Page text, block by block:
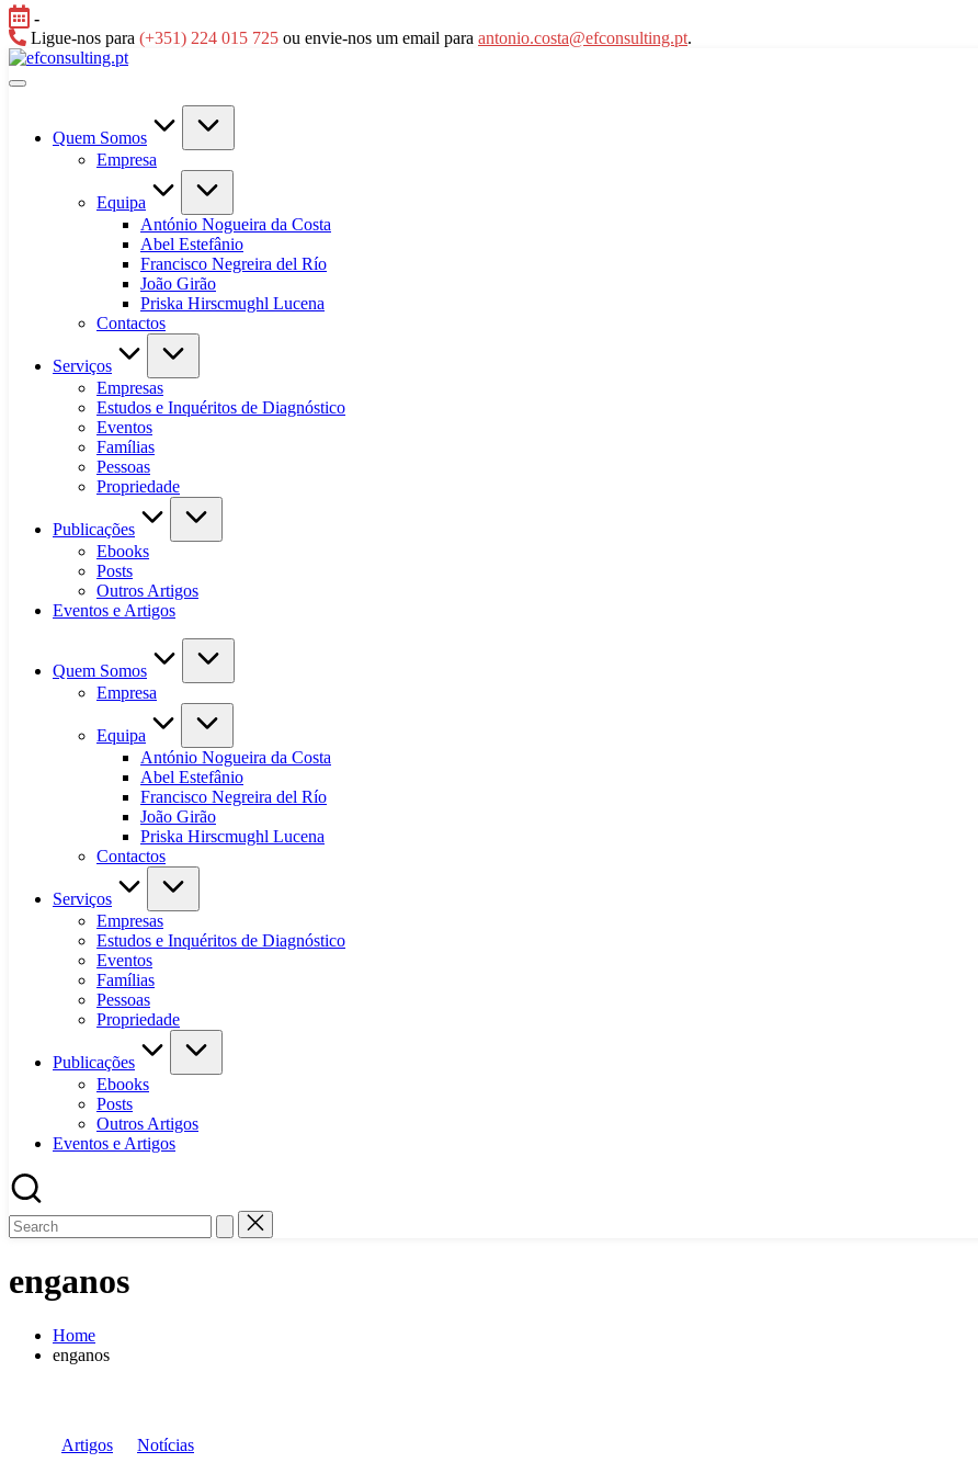
Skip
to
content
-
Ligue-nos para (+351) 224 015 725 ou envie-nos um email para antonio.costa@efconsulting.pt.
efconsulting.pt
Quem Somos
Empresa
Equipa
António Nogueira da Costa
Abel Estefânio
Francisco Negreira del Río
João Girão
Priska Hirscmughl Lucena
Contactos
Serviços
Empresas
Estudos e Inquéritos de Diagnóstico
Eventos
Famílias
Pessoas
Propriedade
Publicações
Ebooks
Posts
Outros Artigos
Eventos e Artigos
Quem Somos
Empresa
Equipa
António Nogueira da Costa
Abel Estefânio
Francisco Negreira del Río
João Girão
Priska Hirscmughl Lucena
Contactos
Serviços
Empresas
Estudos e Inquéritos de Diagnóstico
Eventos
Famílias
Pessoas
Propriedade
Publicações
Ebooks
Posts
Outros Artigos
Eventos e Artigos
enganos
Home
enganos
Posted
Artigos Notícias